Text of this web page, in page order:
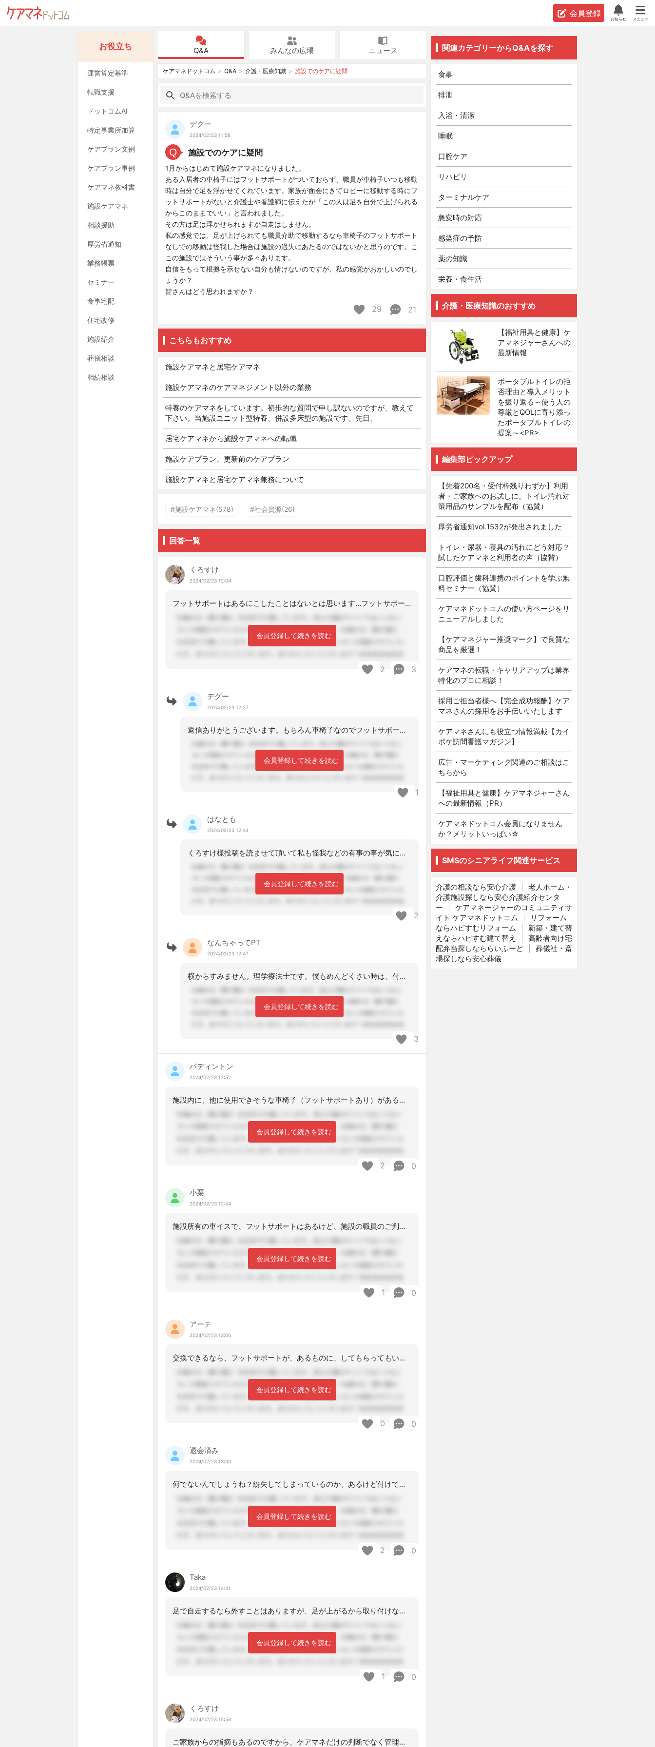
会員登録
お知らせ メニュー
お役立ち
運営算定基準
転職支援
ドットコムAI
特定事業所加算
ケアプラン文例
ケアプラン事例
ケアマネ教科書
施設ケアマネ
相談援助
厚労省通知
業務帳票
セミナー
食事宅配
住宅改修
施設紹介
葬儀相談
相続相談
Q&A みんなの広場 ニュース
ケアマネドットコム Q&A 介護・医療知識 施設でのケアに疑問
デグー
2024/02/23 11:58
Q 施設でのケアに疑問
1月からはじめて施設ケアマネになりました。
ある入居者の車椅子にはフットサポートがついておらず、職員が車椅子いつも移動
時は自分で足を浮かせてくれています。家族が面会にきてロビーに移動する時にフ
ットサポートがないと介護士や看護師に伝えたが「この人は足を自分で上げられる
からこのままでいい」と言われました。
その方は足は浮かせられますが自走はしません。
私の感覚では、足が上げられても職員介助で移動するなら車椅子のフットサポート
なしでの移動は怪我した場合は施設の過失にあたるのではないかと思うのです。こ
この施設ではそういう事が多々あります。
自信をもって根拠を示せない自分も情けないのですが、私の感覚がおかしいのでし
ょうか？
皆さんはどう思われますか？
29 21
こちらもおすすめ
施設ケアマネと居宅ケアマネ
施設ケアマネのケアマネジメント以外の業務
特養のケアマネをしています。初歩的な質問で申し訳ないのですが、教えて
下さい。当施設ユニット型特養、併設多床型の施設です。先日、
居宅ケアマネから施設ケアマネへの転職
施設ケアプラン、更新前のケアプラン
施設ケアマネと居宅ケアマネ兼務について
#施設ケアマネ(578) #社会資源(26)
回答一覧
くろすけ
2024/02/23 12:04
フットサポートはあるにこしたことはないとは思います…フットサポートのある車椅子が
会員登録して続きを読む
2 3
デグー
2024/02/23 12:27
返信ありがとうございます。もちろん車椅子なのでフットサポートは存在します。取り外
会員登録して続きを読む
1
はなとも
2024/02/23 12:44
くろすけ様投稿を読ませて頂いて私も怪我などの有事の事が気になりました。足をぶつけ
会員登録して続きを読む
2
なんちゃってPT
2024/02/23 12:47
横からすみません。理学療法士です。僕もめんどくさい時は、付けずに移動したことあり
会員登録して続きを読む
3
パディントン
2024/02/23 12:52
施設内に、他に使用できそうな車椅子（フットサポートあり）があるのに、わざわざ、フ
会員登録して続きを読む
2 0
小栗
2024/02/23 12:54
施設所有の車イスで、フットサポートはあるけど、施設の職員のご判断でそれを外した状
会員登録して続きを読む
1 0
アーチ
2024/02/23 13:00
交換できるなら、フットサポートが、あるものに、してもらってもいいと思います
会員登録して続きを読む
0 0
退会済み
2024/02/23 13:30
何でないんでしょうね？紛失してしまっているのか、あるけど付けてないのか？介護スタ
会員登録して続きを読む
2 0
Taka
2024/02/23 14:31
足で自走するなら外すことはありますが、足が上がるから取り付けなくていいってのはあ
会員登録して続きを読む
1 0
くろすけ
2024/02/23 15:53
ご家族からの指摘もあるのですから、ケアマネだけの判断でなく管理者、各専門職などを
関連カテゴリーからQ&Aを探す
食事
排泄
入浴・清潔
睡眠
口腔ケア
リハビリ
ターミナルケア
急変時の対応
感染症の予防
薬の知識
栄養・食生活
介護・医療知識のおすすめ
【福祉用具と健康】ケ
アマネジャーさんへの
最新情報
ポータブルトイレの拒
否理由と導入メリット
を振り返る～使う人の
尊厳とQOLに寄り添っ
たポータブルトイレの
提案～<PR>
編集部ピックアップ
【先着200名・受付枠残りわずか】利用
者・ご家族へのお試しに。トイレ汚れ対
策用品のサンプルを配布（協賛）
厚労省通知vol.1532が発出されました
トイレ・尿器・寝具の汚れにどう対応？
試したケアマネと利用者の声（協賛）
口腔評価と歯科連携のポイントを学ぶ無
料セミナー（協賛）
ケアマネドットコムの使い方ページをリ
ニューアルしました
【ケアマネジャー推奨マーク】で良質な
商品を厳選！
ケアマネの転職・キャリアアップは業界
特化のプロに相談！
採用ご担当者様へ【完全成功報酬】ケア
マネさんの採用をお手伝いいたします
ケアマネさんにも役立つ情報満載【カイ
ポケ訪問看護マガジン】
広告・マーケティング関連のご相談はこ
ちらから
【福祉用具と健康】ケアマネジャーさん
への最新情報（PR）
ケアマネドットコム会員になりません
か？メリットいっぱい☆
SMSのシニアライフ関連サービス
介護の相談なら安心介護
老人ホーム・
介護施設探しなら安心介護紹介センタ
ー
ケアマネージャーのコミュニティサ
イト ケアマネドットコム
リフォーム
ならハピすむリフォーム
新築・建て替
えならハピすむ建て替え
高齢者向け宅
配弁当探しなららいふーど
葬儀社・斎
場探しなら安心葬儀